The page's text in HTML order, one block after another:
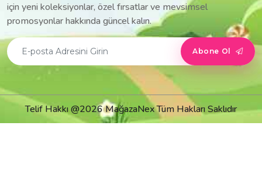
için yeni koleksiyonlar, özel fırsatlar ve mevsimsel
promosyonlar hakkında güncel kalın.
Abone Ol
Telif Hakkı @2026 MağazaNex Tüm Hakları Saklıdır